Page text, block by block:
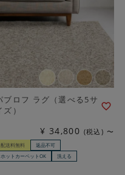
ブロフ ラグ（選べる5サ
ズ）
¥ 34,800 税込 〜
配送料無料
返品不可
ホットカーペットOK
洗える